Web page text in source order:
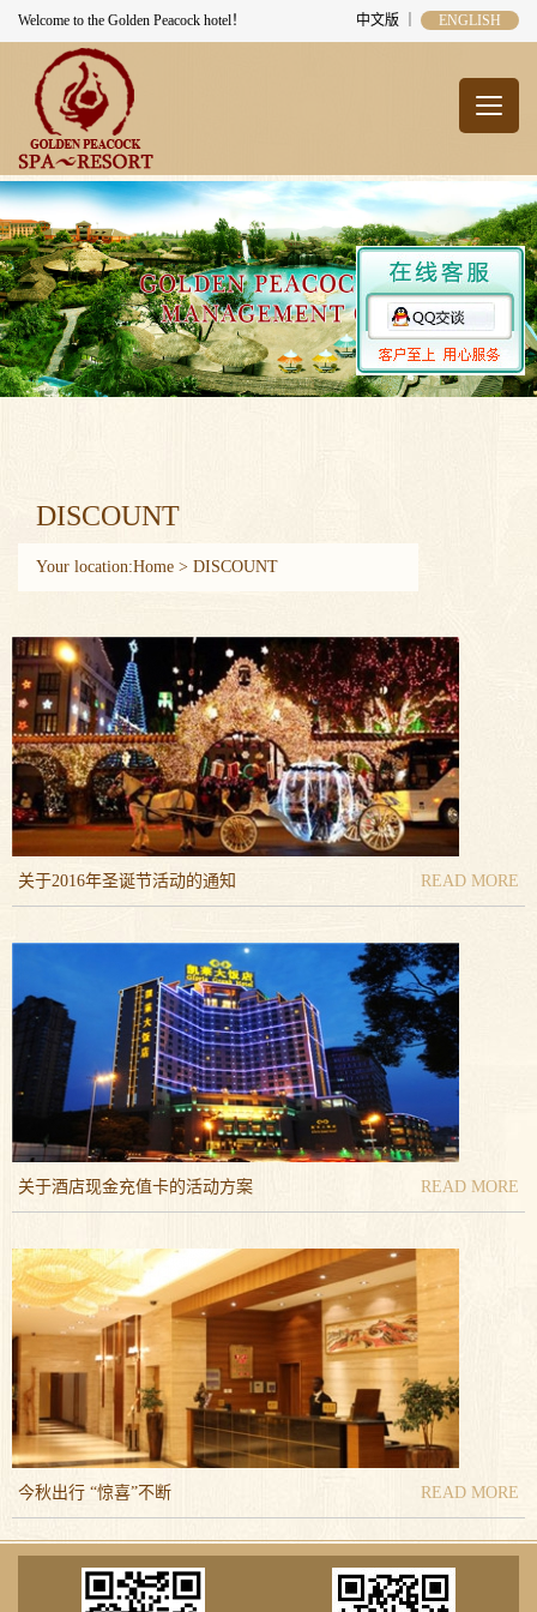
Welcome to the Golden Peacock hotel！ 中文版 ENGLISH
DISCOUNT
Your location:Home > DISCOUNT
活动时间：即日起至2017年1月15日
详情咨询：0551-63492558
关于2016年圣诞节活动的通知 READ MORE
详情咨询：0551-63492558
关于酒店现金充值卡的活动方案 READ MORE
活动时间：2016-10-08至2016-11-30
金秋蟹宴，敬候您的光临。
详情咨询：0551-63492558
今秋出行 “惊喜”不断 READ MORE